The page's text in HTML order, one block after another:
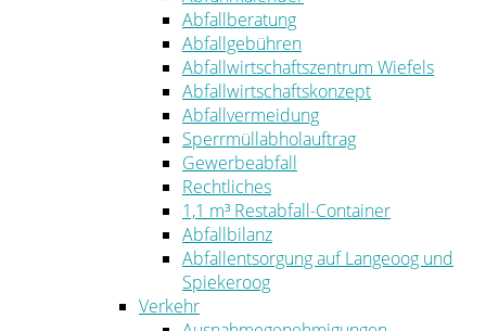
Abfallberatung
Abfallgebühren
Abfallwirtschaftszentrum Wiefels
Abfallwirtschaftskonzept
Abfallvermeidung
Sperrmüllabholauftrag
Gewerbeabfall
Rechtliches
1,1 m³ Restabfall-Container
Abfallbilanz
Abfallentsorgung auf Langeoog und
Spiekeroog
Verkehr